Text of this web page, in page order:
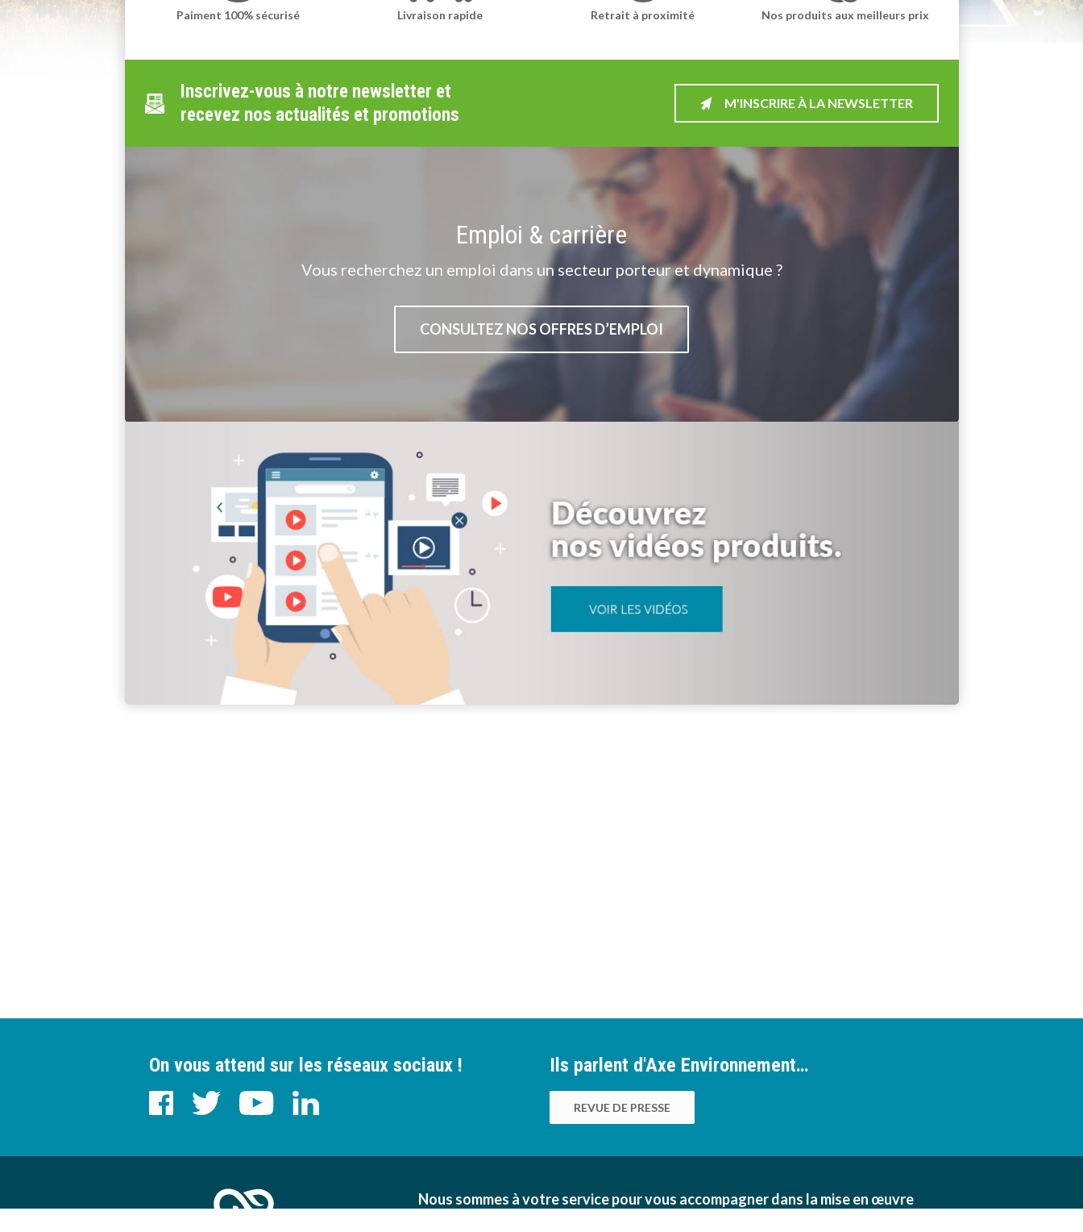
Paiment 100% sécurisé Livraison rapide Retrait à proximité Nos produits aux meilleurs prix
Inscrivez-vous à notre newsletter et
recevez nos actualités et promotions
M'INSCRIRE À LA NEWSLETTER
Emploi & carrière
Vous recherchez un emploi dans un secteur porteur et dynamique ?
CONSULTEZ NOS OFFRES D’EMPLOI
On vous attend sur les réseaux sociaux ! Ils parlent d'Axe Environnement…
REVUE DE PRESSE
Nous sommes à votre service pour vous accompagner dans la mise en œuvre